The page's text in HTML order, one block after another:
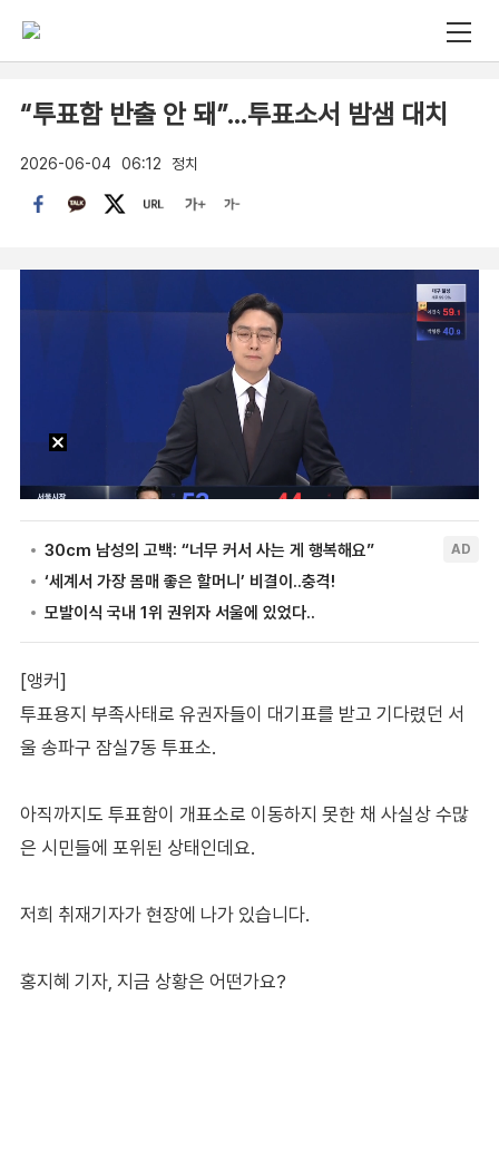
“투표함 반출 안 돼”…투표소서 밤샘 대치
2026-06-04 06:12 정치
[앵커]
투표용지 부족사태로 유권자들이 대기표를 받고 기다렸던 서
울 송파구 잠실7동 투표소.
아직까지도 투표함이 개표소로 이동하지 못한 채 사실상 수많
은 시민들에 포위된 상태인데요.
저희 취재기자가 현장에 나가 있습니다.
홍지혜 기자, 지금 상황은 어떤가요?